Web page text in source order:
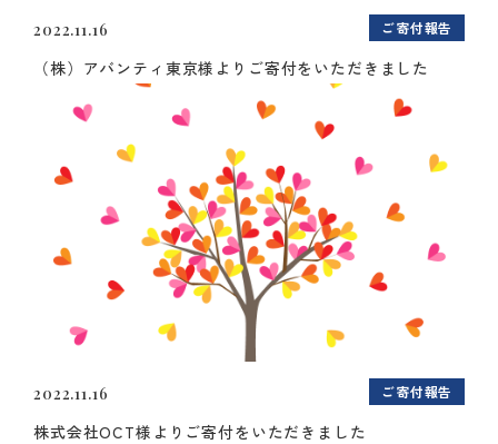
2022.11.16 ご寄付報告
（株）アバンティ東京様よりご寄付をいただきました
2022.11.16 ご寄付報告
株式会社OCT様よりご寄付をいただきました